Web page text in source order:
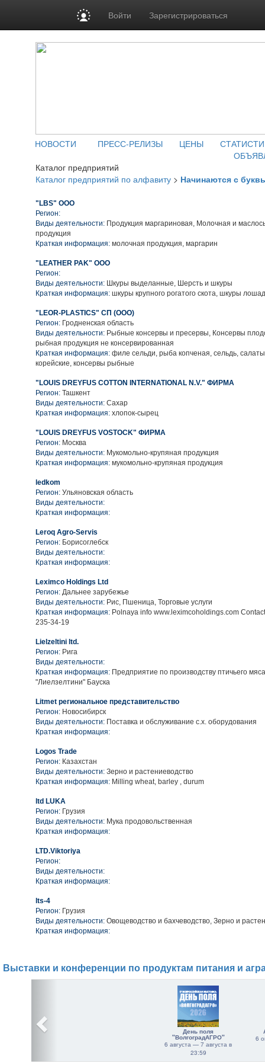
Войти Зарегистрироваться
НОВОСТИ ПРЕСС-РЕЛИЗЫ ЦЕНЫ
Каталог предприятий
Каталог предприятий по алфавиту > Начинаются с
"LBS" ООО
Регион:
Виды деятельности: Продукция маргариновая, Молочная и
продукция
Краткая информация: молочная продукция, маргарин
"LEATHER PAK" ООО
Регион:
Виды деятельности: Шкуры выделанные, Шерсть и шкуры
Краткая информация: шкуры крупного рогатого скота, шкуры
"LEOR-PLASTICS" СП (ООО)
Регион: Гродненская область
Виды деятельности: Рыбные консервы и пресервы, Консервы
рыбная продукция не консервированная
Краткая информация: филе сельди, рыба копченая, сельдь,
корейские, консервы рыбные
"LOUIS DREYFUS COTTON INTERNATIONAL N.V." ФИРМА
Регион: Ташкент
Виды деятельности: Сахар
Краткая информация: хлопок-сырец
"LOUIS DREYFUS VOSTOCK" ФИРМА
Регион: Москва
Виды деятельности: Мукомольно-крупяная продукция
Краткая информация: мукомольно-крупяная продукция
ledkom
Регион: Ульяновская область
Виды деятельности:
Краткая информация:
Leroq Agro-Servis
Регион: Борисоглебск
Виды деятельности:
Краткая информация:
Leximco Holdings Ltd
Регион: Дальнее зарубежье
Виды деятельности: Рис, Пшеница, Торговые услуги
Краткая информация: Polnaya info www.leximcoholdings.com
235-34-19
Lielzeltini ltd.
Регион: Рига
Виды деятельности:
Краткая информация: Предприятие по производству птичьего
"Лиелзелтини" Бауска
Litmet региональное представительство
Регион: Новосибирск
Виды деятельности: Поставка и обслуживание с.х. оборудования
Краткая информация:
Logos Trade
Регион: Казахстан
Виды деятельности: Зерно и растениеводство
Краткая информация: Milling wheat, barley , durum
ltd LUKA
Регион: Грузия
Виды деятельности: Мука продовольственная
Краткая информация:
LTD.Viktoriya
Регион:
Виды деятельности:
Краткая информация:
lts-4
Регион: Грузия
Виды деятельности: Овощеводство и бахчеводство, Зерно и
Краткая информация:
Выставки и конференции по продуктам питания и
День поля
"ВолгоградАГРО"
6 августа — 7 августа в
23:59
6